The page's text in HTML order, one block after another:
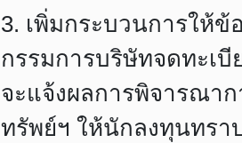
3. เพิ่มกระบวนการให้
กรรมการบริษัทจดทะเ
จะแจ้งผลการพิจารณาก
ทรัพย์ฯ ให้นักลงทุนทรา